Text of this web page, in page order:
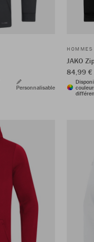
Personnalisable
HOMMES
JAKO
84,99 €